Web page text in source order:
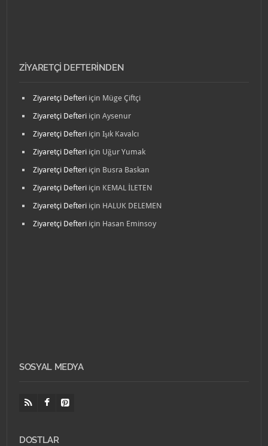
ZIYARETÇI DEFTERINDEN
Ziyaretçi Defteri için Müge Çiftçi
Ziyaretçi Defteri içinAysenur
Ziyaretçi Defteri içinIşık Kavalcı
Ziyaretçi Defteri için Uğur Yumak
Ziyaretçi Defteri için Busra Baskan
Ziyaretçi Defteri için KEMAL İLETEN
Ziyaretçi Defteri için HALUK DELEMEN
Ziyaretçi Defteri için Hasan Eminsoy
SOSYAL MEDYA
DOSTLAR